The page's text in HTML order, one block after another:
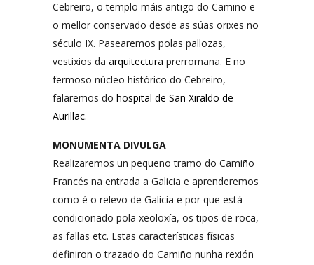
Cebreiro, o templo máis antigo do Camiño e
o mellor conservado desde as súas orixes no
século IX. Pasearemos polas pallozas,
vestixios da arquitectura prerromana. E no
fermoso núcleo histórico do Cebreiro,
falaremos do hospital de San Xiraldo de
Aurillac.
MONUMENTA DIVULGA
Realizaremos un pequeno tramo do Camiño
Francés na entrada a Galicia e aprenderemos
como é o relevo de Galicia e por que está
condicionado pola xeoloxía, os tipos de roca,
as fallas etc. Estas características físicas
definiron o trazado do Camiño nunha rexión